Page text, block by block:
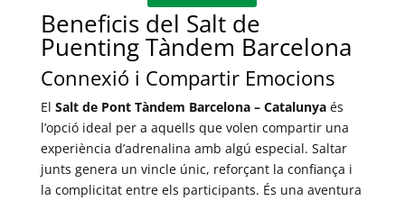
Beneficis del Salt de
Puenting Tàndem Barcelona
Connexió i Compartir Emocions
El Salt de Pont Tàndem Barcelona – Catalunyaés
l’opció ideal per a aquells que volen compartir una
experiència d’adrenalina amb algú especial. Saltar
junts genera un vincle únic, reforçant la confiança i
la complicitat entre els participants. És una aventura